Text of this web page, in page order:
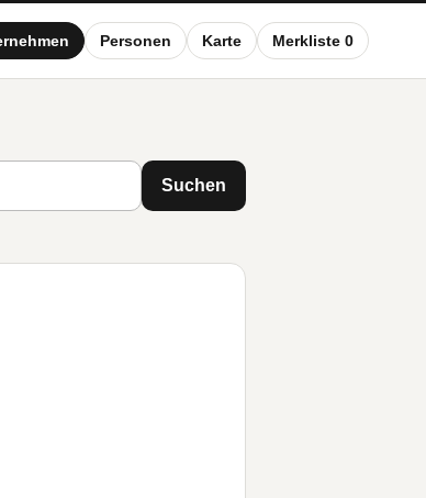
Personen Karte Merkliste 0
Suchen